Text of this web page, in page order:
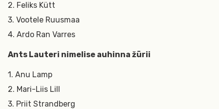
2. Feliks Kütt
3. Vootele Ruusmaa
4. Ardo Ran Varres
Ants Lauteri nimelise auhinna žürii
1. Anu Lamp
2. Mari-Liis Lill
3. Priit Strandberg